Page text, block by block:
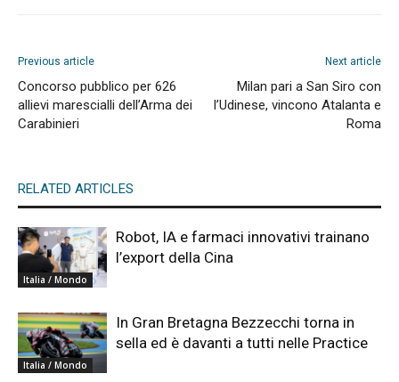
Previous article
Concorso pubblico per 626
allievi marescialli dell’Arma dei
Carabinieri
Next article
Milan pari a San Siro con
l’Udinese, vincono Atalanta e
Roma
RELATED ARTICLES
Italia / Mondo
Robot, IA e farmaci innovativi trainano
l’export della Cina
Italia / Mondo
In Gran Bretagna Bezzecchi torna in
sella ed è davanti a tutti nelle Practice